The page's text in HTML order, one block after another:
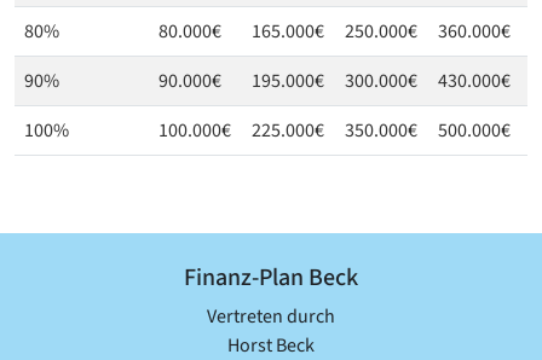
80%
80.000€ 165.000€ 250.000€ 360.000€
90%
90.000€ 195.000€ 300.000€ 430.000€
100%
100.000€ 225.000€ 350.000€ 500.000€
Finanz-Plan Beck
Vertreten durch
Horst Beck